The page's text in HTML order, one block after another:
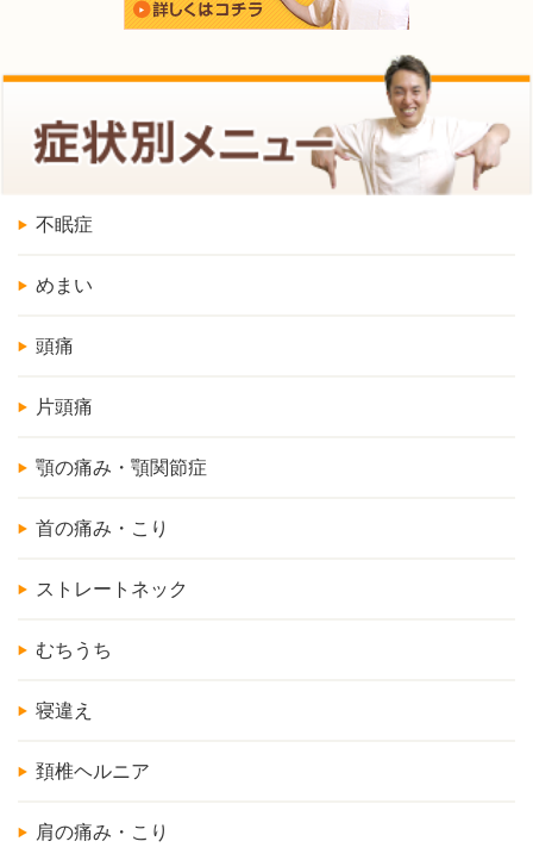
不眠症
めまい
頭痛
片頭痛
顎の痛み・顎関節症
首の痛み・こり
ストレートネック
むちうち
寝違え
頚椎ヘルニア
肩の痛み・こり